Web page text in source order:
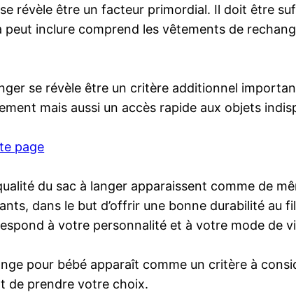
révèle être un facteur primordial. Il doit être
peut inclure comprend les vêtements de
se révèle être un critère additionnel
mais aussi un accès rapide aux objets
page
du sac à langer apparaissent comme de
dans le but d’offrir une bonne durabilité au
à votre personnalité et à votre mode de
pour bébé apparaît comme un critère à
de prendre votre choix.